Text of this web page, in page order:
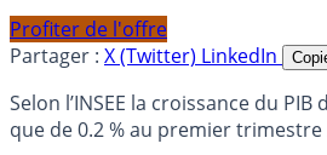
Profiter de l'offre
Partager : X (Twitter) LinkedIn
Selon l’INSEE la croissance du
que de 0.2 % au premier trimestre